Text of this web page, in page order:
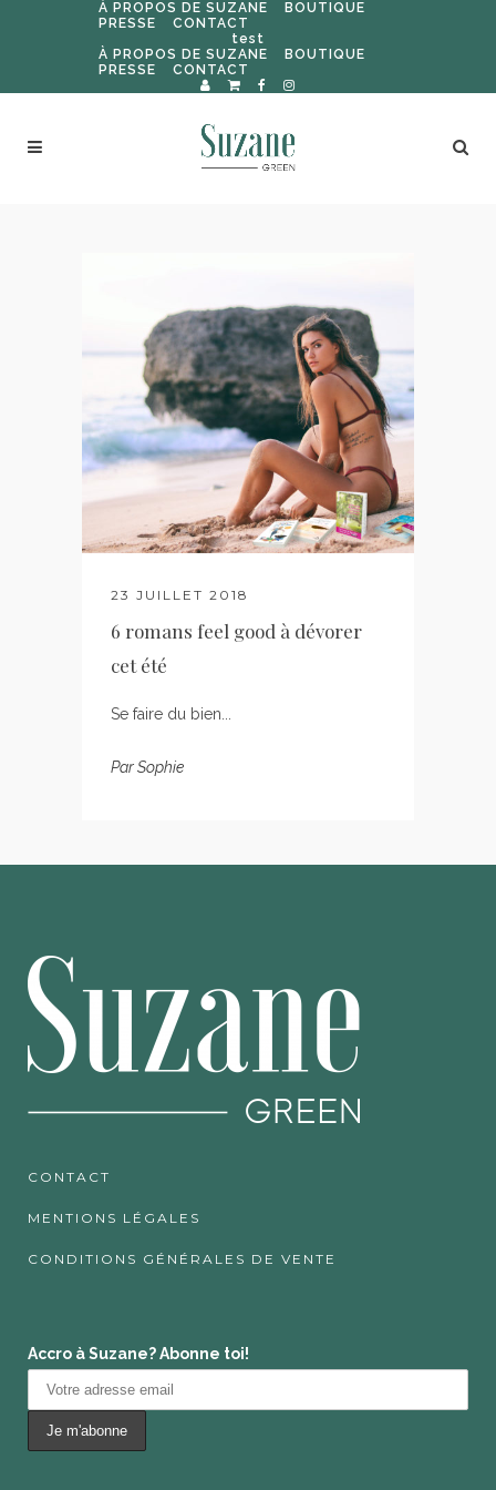
À PROPOS DE SUZANE
BOUTIQUE
PRESSE
CONTACT
test
À PROPOS DE SUZANE
BOUTIQUE
PRESSE
CONTACT
23 JUILLET 2018
6 romans feel good à dévorer
cet été
Se faire du bien...
ParSophie
CONTACT
MENTIONS LÉGALES
CONDITIONS GÉNÉRALES DE VENTE
Accro à Suzane? Abonne toi!